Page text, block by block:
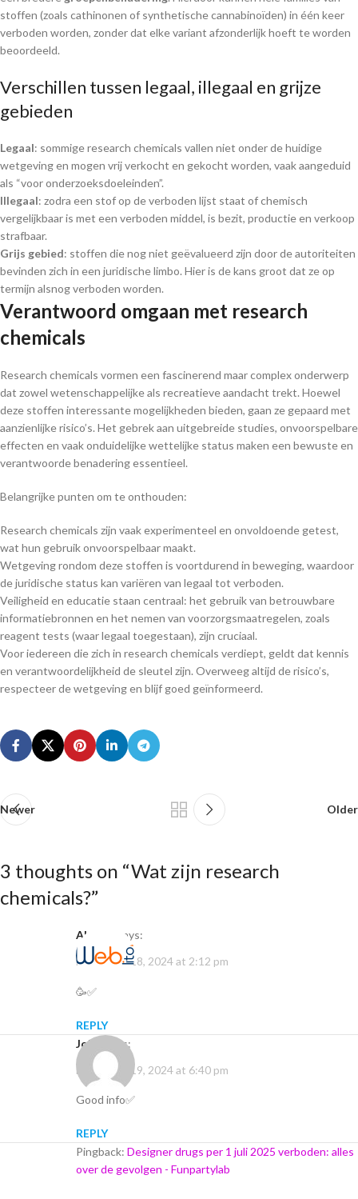
stoffen (zoals cathinonen of synthetische cannabinoïden) in één keer
verboden worden, zonder dat elke variant afzonderlijk hoeft te worden
beoordeeld.
Verschillen tussen legaal, illegaal en grijze
gebieden
Legaal: sommige research chemicals vallen niet onder de huidige
wetgeving en mogen vrij verkocht en gekocht worden, vaak aangeduid
als “voor onderzoeksdoeleinden”.
Illegaal: zodra een stof op de verboden lijst staat of chemisch
vergelijkbaar is met een verboden middel, is bezit, productie en verkoop
strafbaar.
Grijs gebied: stoffen die nog niet geëvalueerd zijn door de autoriteiten
bevinden zich in een juridische limbo. Hier is de kans groot dat ze op
termijn alsnog verboden worden.
Verantwoord omgaan met research
chemicals
Research chemicals vormen een fascinerend maar complex onderwerp
dat zowel wetenschappelijke als recreatieve aandacht trekt. Hoewel
deze stoffen interessante mogelijkheden bieden, gaan ze gepaard met
aanzienlijke risico’s. Het gebrek aan uitgebreide studies, onvoorspelbare
effecten en vaak onduidelijke wettelijke status maken een bewuste en
verantwoorde benadering essentieel.
Belangrijke punten om te onthouden:
Research chemicals zijn vaak experimenteel en onvoldoende getest,
wat hun gebruik onvoorspelbaar maakt.
Wetgeving rondom deze stoffen is voortdurend in beweging, waardoor
de juridische status kan variëren van legaal tot verboden.
Veiligheid en educatie staan centraal: het gebruik van betrouwbare
informatiebronnen en het nemen van voorzorgsmaatregelen, zoals
reagent tests (waar legaal toegestaan), zijn cruciaal.
Voor iedereen die zich in research chemicals verdiept, geldt dat kennis
en verantwoordelijkheid de sleutel zijn. Overweeg altijd de risico’s,
respecteer de wetgeving en blijf goed geïnformeerd.
Newer Older
3 thoughts on “Wat zijn research
chemicals?”
alamin
says:
December 18, 2024 at 2:12 pm
🥳✅
REPLY
John
says:
December 19, 2024 at 6:40 pm
Good info✅
REPLY
Pingback: Designer drugs per 1 juli 2025 verboden: alles
over de gevolgen - Funpartylab